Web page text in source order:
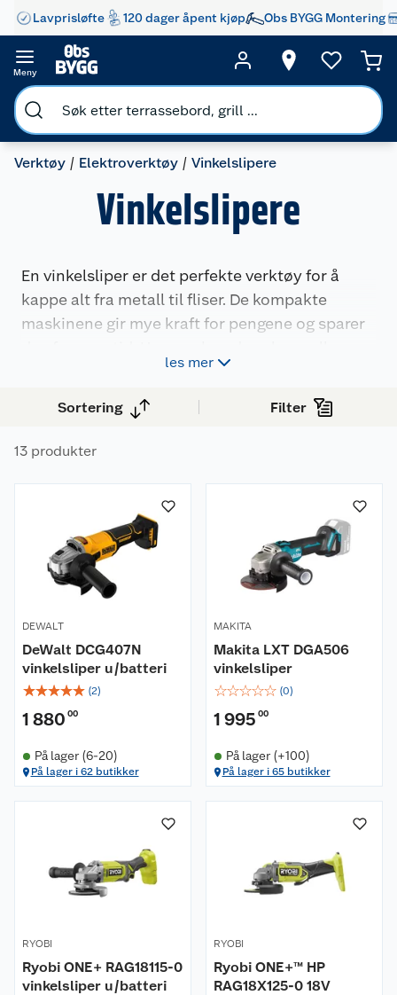
Lavprisløfte 120 dager åpent kjøp Obs BYGG Montering
Meny
Verktøy Elektroverktøy Vinkelslipere
Vinkelslipere
En vinkelsliper er det perfekte verktøy for å
kappe alt fra metall til fliser. De kompakte
maskinene gir mye kraft for pengene og sparer
varianter fra kjente merkevarer som DeWalt,
Ryobi, Makita og Bosch eller rimeligere
varianter for deg som kun trenger vinkelsliperen
av og til.
les mer
Sortering Filter
13 produkter
DEWALT
DeWalt DCG407N
vinkelsliper u/batteri
☆☆☆☆☆ (2)
1 880 00
På lager (6-20)
På lager i 62 butikker
MAKITA
Makita LXT DGA506
vinkelsliper
☆☆☆☆☆ (0)
1 995 00
På lager (+100)
På lager i 65 butikker
RYOBI
Ryobi ONE+ RAG18115-0
vinkelsliper u/batteri
RYOBI
Ryobi ONE+™ HP
RAG18X125-0 18V